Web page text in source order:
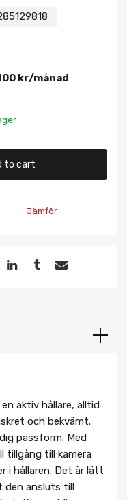
kr/månad
to cart
Jämför
aktiv hållare, alltid
och bekvämt.
passform. Med
tillgång till kamera
i hållaren. Det är lätt
den ansluts till